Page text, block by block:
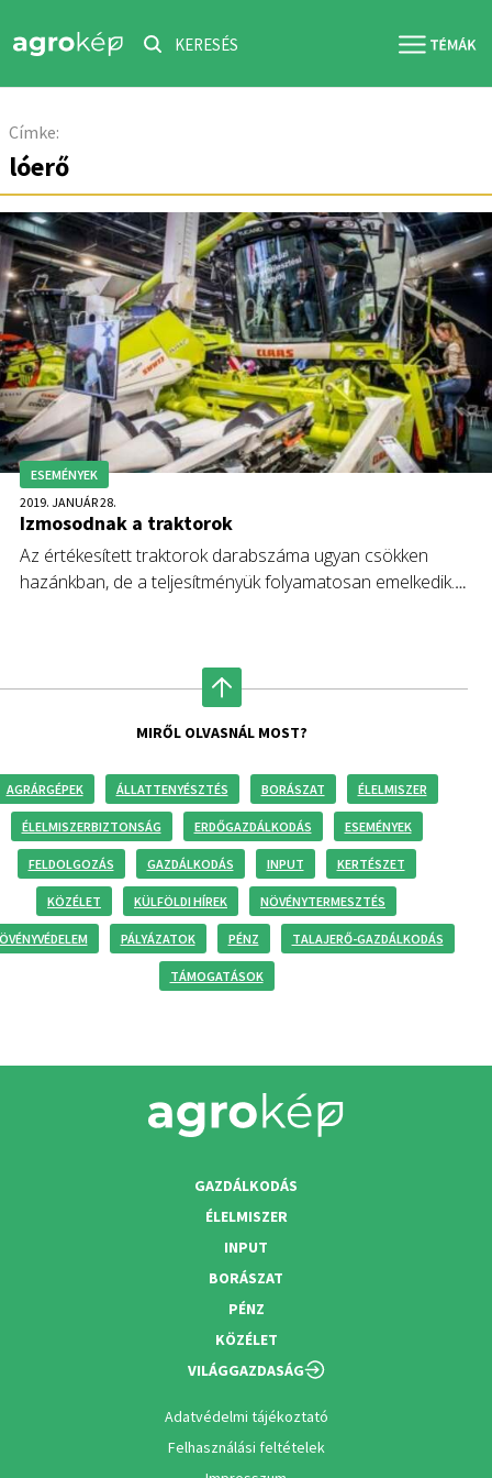
KERESÉS
Címke:
lóerő
ESEMÉNYEK
2019. JANUÁR 28.
Izmosodnak a traktorok
Az értékesített traktorok darabszáma ugyan csökken
hazánkban, de a teljesítményük folyamatosan emelkedik.
MIRŐL OLVASNÁL MOST?
AGRÁRGÉPEK ÁLLATTENYÉSZTÉS BORÁSZAT ÉLELMISZER
ÉLELMISZERBIZTONSÁG ERDŐGAZDÁLKODÁS ESEMÉNYEK
FELDOLGOZÁS GAZDÁLKODÁS INPUT KERTÉSZET
KÖZÉLET KÜLFÖLDI HÍREK NÖVÉNYTERMESZTÉS
PÁLYÁZATOK PÉNZ TALAJERŐ-GAZDÁLKODÁS
TÁMOGATÁSOK
GAZDÁLKODÁS
ÉLELMISZER
INPUT
BORÁSZAT
PÉNZ
KÖZÉLET
VILÁGGAZDASÁG
Adatvédelmi tájékoztató
Felhasználási feltételek